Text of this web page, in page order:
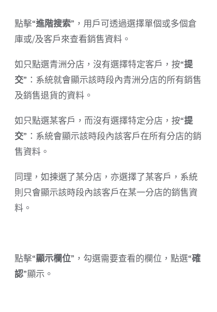
點擊“進階搜索”，用戶可透過選擇單個或多個倉
庫或/及客戶來查看銷售資料。
如只點選青洲分店，沒有選擇特定客戶，按“提
交”：系統就會顯示該時段內青洲分店的所有銷售
及銷售退貨的資料。
如只點選某客戶，而沒有選擇特定分店，按“提
交”：系統會顯示該時段內該客戶在所有分店的銷
售資料。
同理，如揀選了某分店，亦選擇了某客戶，系統
則只會顯示該時段內該客戶在某一分店的銷售資
料。
點擊“顯示欄位”，勾選需要查看的欄位，點選“確
認”顯示。